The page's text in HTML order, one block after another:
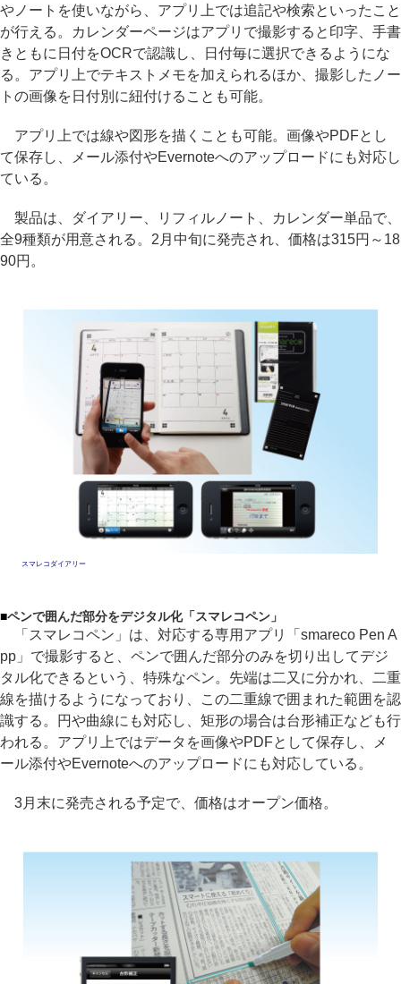
やノートを使いながら、アプリ上では追記や検索といったこと
が行える。カレンダーページはアプリで撮影すると印字、手書
きともに日付をOCRで認識し、日付毎に選択できるようにな
る。アプリ上でテキストメモを加えられるほか、撮影したノー
トの画像を日付別に紐付けることも可能。
アプリ上では線や図形を描くことも可能。画像やPDFとし
て保存し、メール添付やEvernoteへのアップロードにも対応し
ている。
製品は、ダイアリー、リフィルノート、カレンダー単品で、
全9種類が用意される。2月中旬に発売され、価格は315円～18
90円。
スマレコダイアリー
■ペンで囲んだ部分をデジタル化「スマレコペン」
「スマレコペン」は、対応する専用アプリ「smareco Pen A
pp」で撮影すると、ペンで囲んだ部分のみを切り出してデジ
タル化できるという、特殊なペン。先端は二又に分かれ、二重
線を描けるようになっており、この二重線で囲まれた範囲を認
識する。円や曲線にも対応し、矩形の場合は台形補正なども行
われる。アプリ上ではデータを画像やPDFとして保存し、メ
ール添付やEvernoteへのアップロードにも対応している。
3月末に発売される予定で、価格はオープン価格。